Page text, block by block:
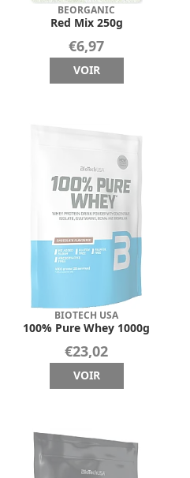
BEORGANIC
Red Mix 250g
€6,97
VOIR
BIOTECH USA
100% Pure Whey 1000g
€23,02
VOIR